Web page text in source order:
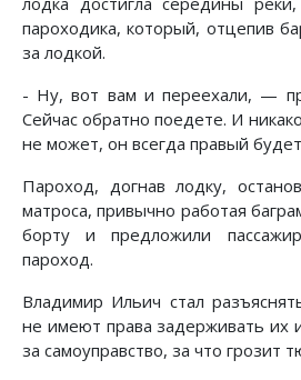
пароходика, который, отцепив
за лодкой.
- Ну, вот вам и переехали, —
Сейчас обратно поедете. И
не может, он всегда правый
Пароход, догнав лодку,
матроса, привычно работая
борту и предложили
пароход.
Владимир Ильич стал
не имеют права задерживать их
за самоуправство, за что грозит